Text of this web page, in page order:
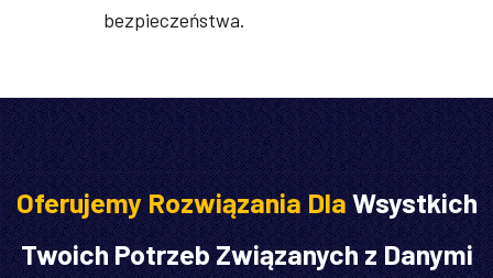
bezpieczeństwa.
Oferujemy Rozwiązania DlaWsystkich
Twoich Potrzeb Związanych z Danymi